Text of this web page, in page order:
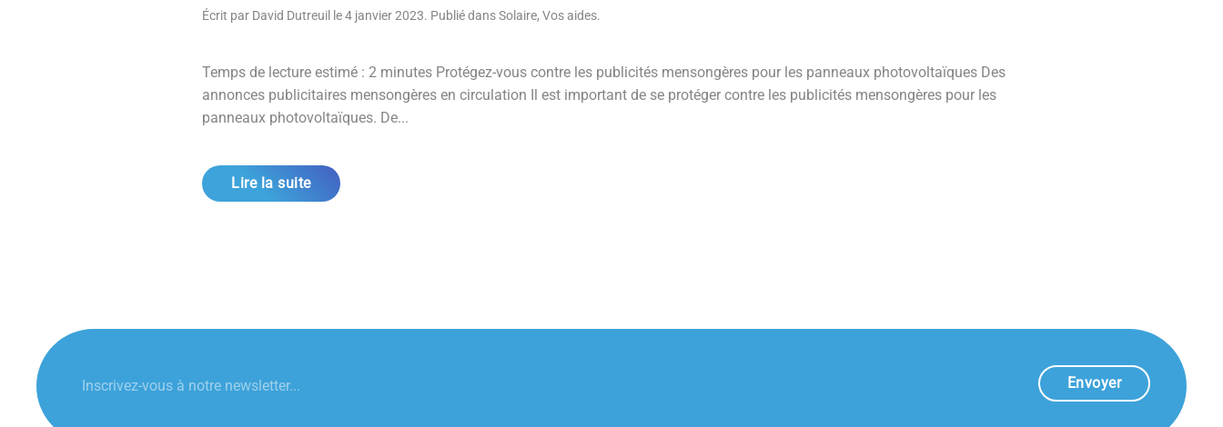
Écrit par David Dutreuil le4 janvier 2023. Publié dansSolaire, Vos aides.
Temps de lecture estimé : 2 minutes Protégez-vous contre les publicités mensongères pour les panneaux photovoltaïques Des
annonces publicitaires mensongères en circulation Il est important de se protéger contre les publicités mensongères pour les
panneaux photovoltaïques. De...
Lire la suite
Envoyer